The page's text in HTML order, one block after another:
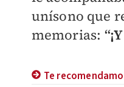
unísono que
memorias:
Te